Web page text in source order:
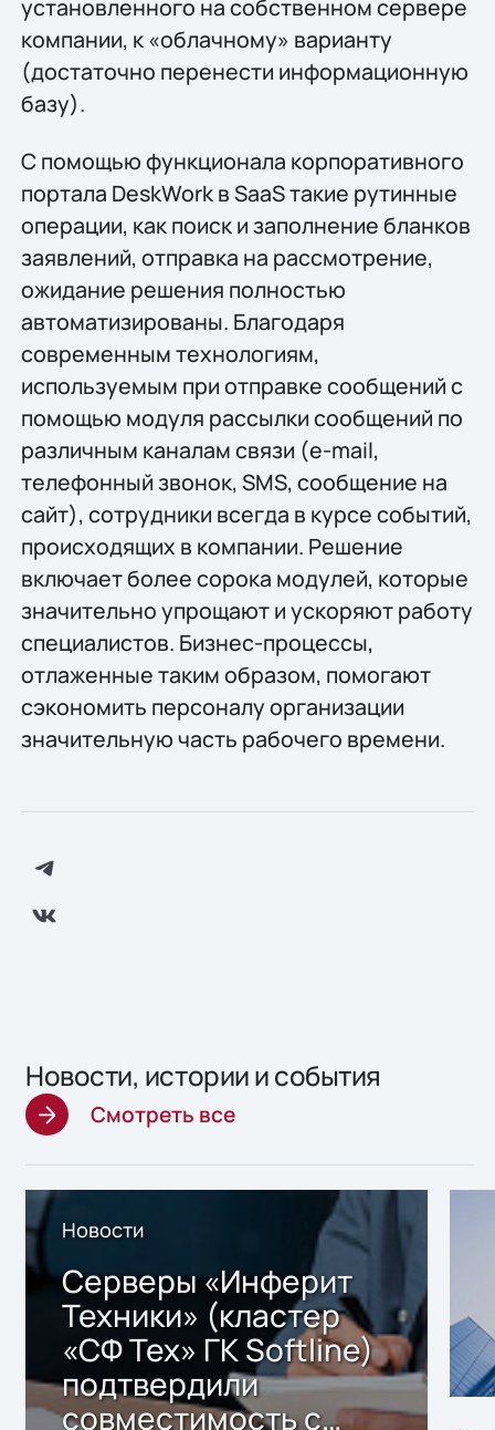
установленного на собственном сервере
компании, к «облачному» варианту
(достаточно перенести информационную
базу).
С помощью функционала корпоративного
портала DeskWork в SaaS такие рутинные
операции, как поиск и заполнение бланков
заявлений, отправка на рассмотрение,
ожидание решения полностью
автоматизированы. Благодаря
современным технологиям,
используемым при отправке сообщений с
помощью модуля рассылки сообщений по
различным каналам связи (e-mail,
телефонный звонок, SMS, сообщение на
сайт), сотрудники всегда в курсе событий,
происходящих в компании. Решение
включает более сорока модулей, которые
значительно упрощают и ускоряют работу
специалистов. Бизнес-процессы,
отлаженные таким образом, помогают
сэкономить персоналу организации
значительную часть рабочего времени.
Новости, истории и события
Смотреть все
Новости
Серверы «Инферит
Техники» (кластер
«СФ Тех» ГК Softline)
подтвердили
совместимость с